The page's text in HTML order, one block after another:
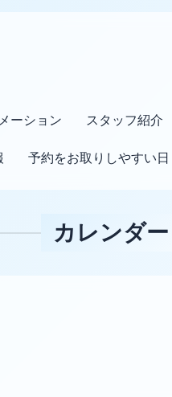
ーション スタッフ紹介
予約をお取りしやすい日
カレンダー